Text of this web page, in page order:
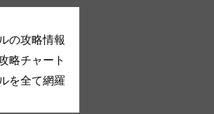
の攻略情報
略チャート
を全て網羅